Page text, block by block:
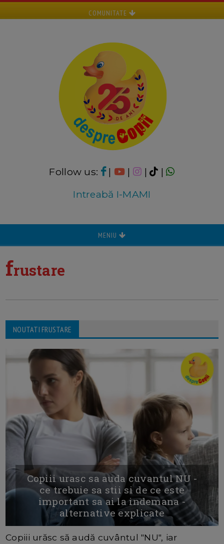
COMUNITATE
Follow us: | | |
|
Intreabă I-MAMI
MENIU
frustare
NOUTATI FRUSTARE
Copiii urasc sa auda cuvantul NU -
ce trebuie sa stii si de ce este
important sa ai la indemana -
alternative explicate
Copiii urăsc să audă cuvântul "NU", iar